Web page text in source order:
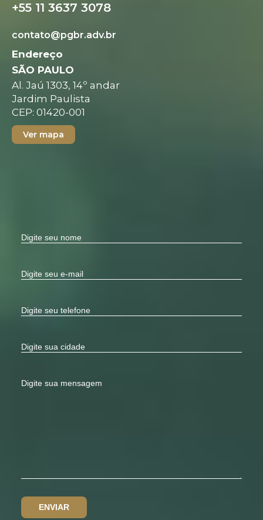
+55 11 3637 3078
contato@pgbr.adv.br
Endereço
SÃO PAULO
Al. Jaú 1303, 14º andar
Jardim Paulista
CEP: 01420-001
Ver mapa